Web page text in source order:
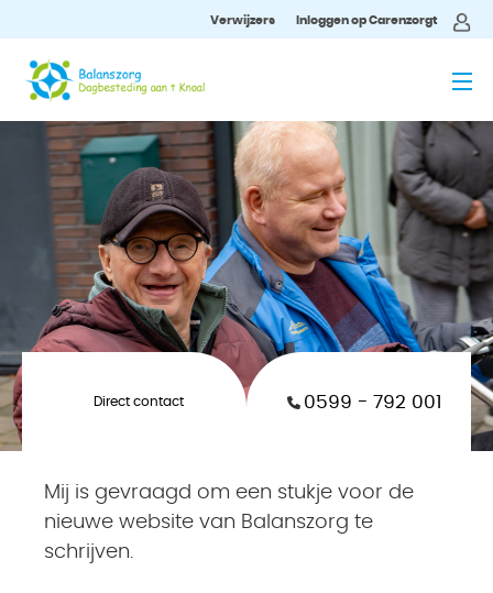
Verwijzers Inloggen op Carenzorgt
Direct contact 0599 - 792 001
Mij is gevraagd om een stukje voor de
nieuwe website van Balanszorg te
schrijven.